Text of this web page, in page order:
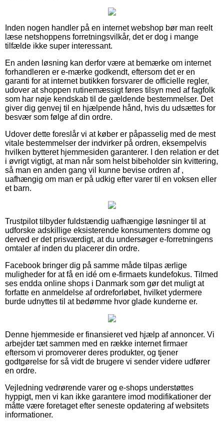
Inden nogen handler på en internet webshop bør man reelt
læse netshoppens forretningsvilkår, det er dog i mange
tilfælde ikke super interessant.
En anden løsning kan derfor være at bemærke om internet
forhandleren er e-mærke godkendt, eftersom det er en
garanti for at internet butikken forsvarer de officielle regler,
udover at shoppen rutinemæssigt føres tilsyn med af fagfolk
som har nøje kendskab til de gældende bestemmelser. Det
giver dig genvej til en hjælpende hånd, hvis du udsættes for
besvær som følge af din ordre.
Udover dette foreslår vi at køber er påpasselig med de mest
vitale bestemmelser der indvirker på ordren, eksempelvis
hvilken bytteret hjemmesiden garanterer. I den relation er det
i øvrigt vigtigt, at man når som helst bibeholder sin kvittering,
så man en anden gang vil kunne bevise ordren af ,
uafhængig om man er på udkig efter varer til en voksen eller
et barn.
Trustpilot tilbyder fuldstændig uafhængige løsninger til at
udforske adskillige eksisterende konsumenters domme og
derved er det prisværdigt, at du undersøger e-forretningens
omtaler af inden du placerer din ordre.
Facebook bringer dig på samme måde tilpas ærlige
muligheder for at få en idé om e-firmaets kundefokus. Tilmed
ses endda online shops i Danmark som gør det muligt at
forfatte en anmeldelse af ordreforløbet, hvilket ydermere
burde udnyttes til at bedømme hvor glade kunderne er.
Denne hjemmeside er finansieret ved hjælp af annoncer. Vi
arbejder tæt sammen med en række internet firmaer
eftersom vi promoverer deres produkter, og tjener
godtgørelse for så vidt de brugere vi sender videre udfører
en ordre.
Vejledning vedrørende varer og e-shops understøttes
hyppigt, men vi kan ikke garantere imod modifikationer der
måtte være foretaget efter seneste opdatering af websitets
informationer.